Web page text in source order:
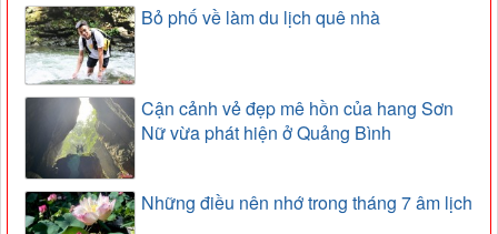
Bỏ phố về làm du lịch quê nhà
Cận cảnh vẻ đẹp mê hồn của hang Sơn
Nữ vừa phát hiện ở Quảng Bình
Những điều nên nhớ trong tháng 7 âm lịch